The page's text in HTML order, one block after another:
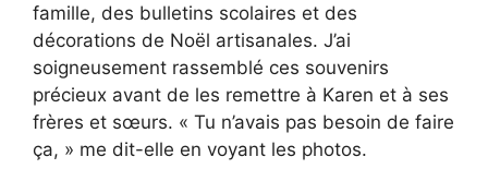
famille, des bulletins scolaires et des
décorations de Noël artisanales. J’ai
soigneusement rassemblé ces souvenirs
précieux avant de les remettre à Karen et à ses
frères et sœurs. « Tu n’avais pas besoin de faire
ça, » me dit-elle en voyant les photos.